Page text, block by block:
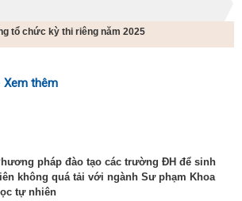
tổ chức kỳ thi riêng năm 2025
Xem thêm
pháp đào tạo các trường ĐH để sinh
không quá tải với ngành Sư phạm Khoa
tự nhiên